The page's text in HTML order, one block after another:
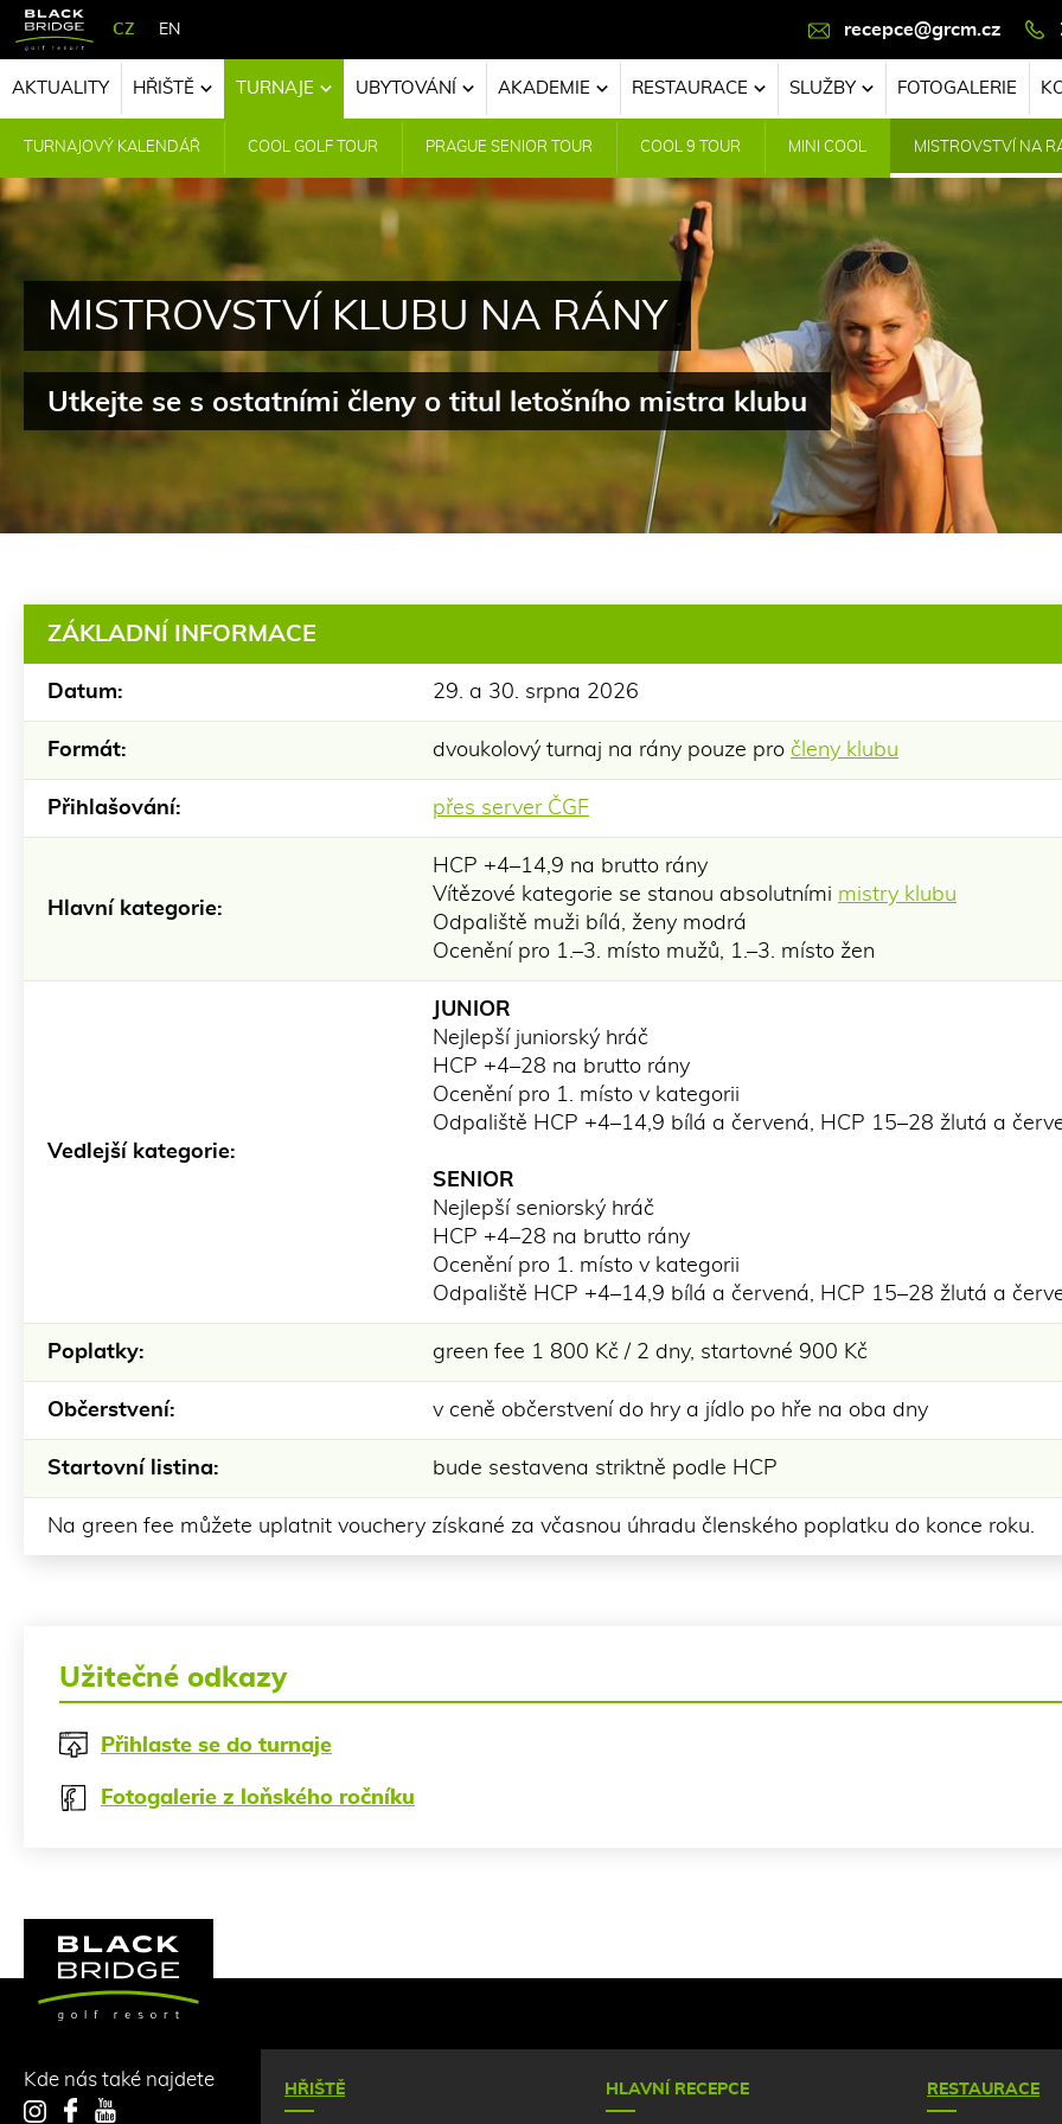
CZ EN recepce@grcm.cz
AKTUALITY HŘIŠTĚ TURNAJE
TURNAJOVÝ KALENDÁŘ COOL GOLF TOUR PRAGUE SENIOR TOUR COOL 9 TOUR MINI COOL MISTROVSTVÍ NA
UBYTOVÁNÍ AKADEMIE RESTAURACE SLUŽBY FOTOGALERIE
MISTROVSTVÍ KLUBU NA RÁNY
Utkejte se s ostatními členy o titul letošního mistra klubu
ZÁKLADNÍ INFORMACE
Datum: 29. a 30. srpna 2026
Formát: dvoukolový turnaj na rány pouze pro členy klubu
Přihlašování: přes server ČGF
Hlavní kategorie:
HCP +4–14,9 na brutto rány
Vítězové kategorie se stanou absolutními mistry klubu
Odpaliště muži bílá, ženy modrá
Ocenění pro 1.–3. místo mužů, 1.–3. místo žen
Vedlejší kategorie:
JUNIOR
Nejlepší juniorský hráč
HCP +4–28 na brutto rány
Ocenění pro 1. místo v kategorii
Odpaliště HCP +4–14,9 bílá a červená, HCP 15–28 žlutá a
SENIOR
Nejlepší seniorský hráč
HCP +4–28 na brutto rány
Ocenění pro 1. místo v kategorii
Odpaliště HCP +4–14,9 bílá a červená, HCP 15–28 žlutá a
Poplatky: green fee 1 800 Kč / 2 dny, startovné 900 Kč
Občerstvení: v ceně občerstvení do hry a jídlo po hře na oba dny
Startovní listina: bude sestavena striktně podle HCP
Na green fee můžete uplatnit vouchery získané za včasnou úhradu členského poplatku do konce roku.
Užitečné odkazy
Přihlaste se do turnaje
Fotogalerie z loňského ročníku
Kde nás také najdete
Instagram
Facebook
YouTube
HŘIŠTĚ HLAVNÍ RECEPCE RESTAURACE